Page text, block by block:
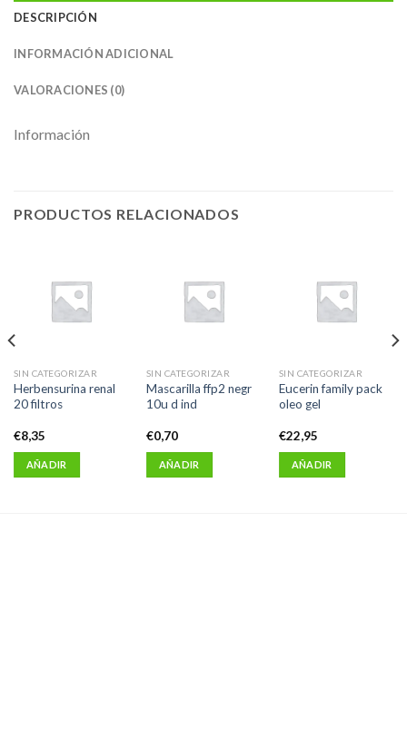
DESCRIPCIÓN
INFORMACIÓN ADICIONAL
VALORACIONES (0)
Información
PRODUCTOS RELACIONADOS
SIN CATEGORIZAR
Herbensurina renal
20 filtros
€8,35
AÑADIR
SIN CATEGORIZAR
Mascarilla ffp2 negr
10u d ind
€0,70
AÑADIR
SIN CATEGORIZAR
Eucerin family pack
oleo gel
€22,95
AÑADIR